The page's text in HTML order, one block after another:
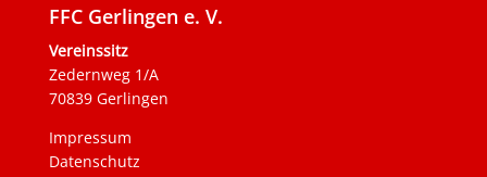
FFC Gerlingen e. V.
Vereinssitz
Zedernweg 1/A
70839 Gerlingen
Impressum
Datenschutz